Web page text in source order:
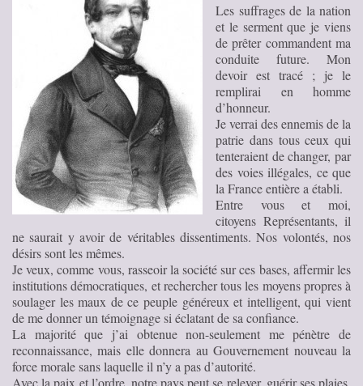
Les suffrages de la nation
et le serment que je viens
de prêter commandent ma
conduite future. Mon
devoir est tracé ; je le
remplirai en homme
d’honneur.
Je verrai des ennemis de la
patrie dans tous ceux qui
tenteraient de changer, par
des voies illégales, ce que
la France entière a établi.
Entre vous et moi,
citoyens Représentants, il
ne saurait y avoir de véritables dissentiments. Nos volontés, nos
désirs sont les mêmes.
Je veux, comme vous, rasseoir la société sur ces bases, affermir les
institutions démocratiques, et rechercher tous les moyens propres à
soulager les maux de ce peuple généreux et intelligent, qui vient
de me donner un témoignage si éclatant de sa confiance.
La majorité que j’ai obtenue non-seulement me pénètre de
reconnaissance, mais elle donnera au Gouvernement nouveau la
force morale sans laquelle il n’y a pas d’autorité.
Avec la paix et l’ordre, notre pays peut se relever, guérir ses plaies,